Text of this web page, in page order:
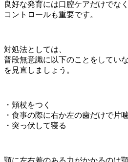
良好な発育には口腔ケアだけでな
コントロールも重要です。
対処法としては、
普段無意識に以下のことをしてい
を見直しましょう。
・頬杖をつく
・食事の際に右か左の歯だけで片
・突っ伏して寝る
顎に左右差のある力がかかるのは